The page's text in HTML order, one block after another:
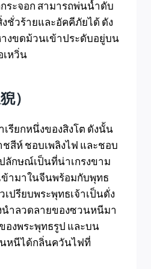
ระจอก สามารถพ่นน้ำดับ
ชั่วร้ายและอัคคีภัยได้ ดัง
งขดม้วนเข้าประดับอยู่บน
เหวิ่น
）
รียกหนึ่งของสิงโต ดังนั้น
สีห์ ชอบเพลิงไฟ และชอบ
ลักษณ์เป็นที่น่าเกรงขาม
ข้ามาในจีนพร้อมกับพุทธ
ปรียบพระพุทธเจ้าเป็นดั่ง
ำลวดลายของซวนหนีมา
งพระพุทธรูป และบน
นหนีได้กลิ่นควันไฟที่